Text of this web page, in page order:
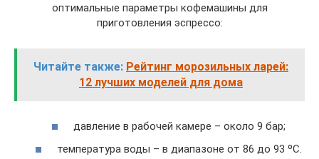
оптимальные параметры кофемашины для
приготовления эспрессо:
Читайте также: Рейтинг морозильных ларей:
12 лучших моделей для дома
давление в рабочей камере – около 9 бар;
температура воды – в диапазоне от 86 до 93 ºС.